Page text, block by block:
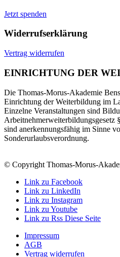
Jetzt spenden
Widerrufserklärung
Vertrag widerrufen
EINRICHTUNG DER
Die Thomas-Morus-Akademie
Einrichtung der Weiterbildung im
Einzelne Veranstaltungen sind
Arbeitnehmerweiterbildungsgesetz
sind anerkennungsfähig im Sinne
Sonderurlaubsverordnung.
© Copyright Thomas-Morus-
Link zu Facebook
Link zu LinkedIn
Link zu Instagram
Link zu Youtube
Link zu Rss Diese Seite
Impressum
AGB
Vertrag widerrufen